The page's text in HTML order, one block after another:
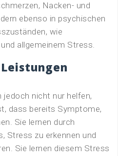
Nacken- und
ebenso in psychischen
wie
allgemeinem Stress.
jedoch nicht nur helfen,
dass bereits Symptome,
Sie lernen durch
Stress zu erkennen und
Sie lernen diesem Stress